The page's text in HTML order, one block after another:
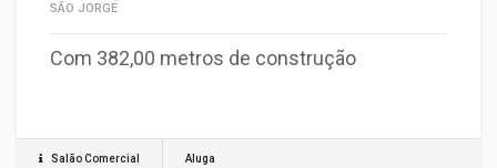
SÃO JORGE
Com 382,00 metros de construção
Salão Comercial Aluga